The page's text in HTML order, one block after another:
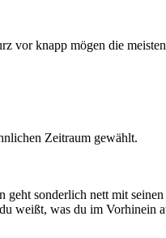
vor knapp mögen die
Zeitraum gewählt.
sonderlich nett mit
weißt, was du im Vorhinein